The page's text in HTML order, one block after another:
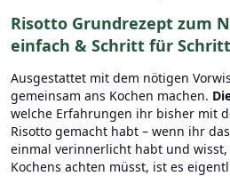
Risotto Grundrezept zum
einfach & Schritt für
Ausgestattet mit dem nötigen
gemeinsam ans Kochen machen.
welche Erfahrungen ihr bisher mit
Risotto gemacht habt – wenn ihr
einmal verinnerlicht habt und
Kochens achten müsst, ist es